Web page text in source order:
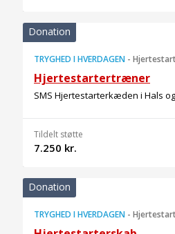
Donation
TRYGHED I HVERDAGEN -
Hjertestartertræner
SMS Hjertestarterkæden i Hals
Tildelt støtte
7.250 kr.
Donation
TRYGHED I HVERDAGEN -